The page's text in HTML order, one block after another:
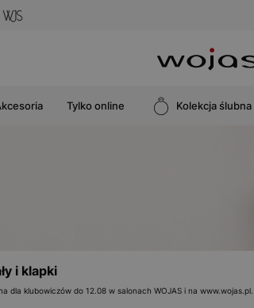
Tylko online Kolekcja ślubna
i klapki
dla klubowiczów do 12.08 w salonach WOJAS i na www.wojas.pl.